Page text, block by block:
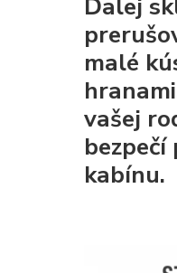
malé
vašej
kabínu.